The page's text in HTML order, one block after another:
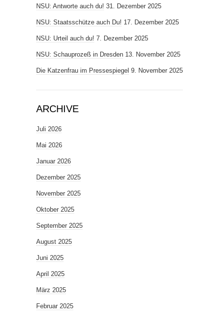
NSU: Antworte auch du! 31. Dezember 2025
NSU: Staatsschütze auch Du! 17. Dezember 2025
NSU: Urteil auch du! 7. Dezember 2025
NSU: Schauprozeß in Dresden 13. November 2025
Die Katzenfrau im Pressespiegel 9. November 2025
ARCHIVE
Juli 2026
Mai 2026
Januar 2026
Dezember 2025
November 2025
Oktober 2025
September 2025
August 2025
Juni 2025
April 2025
März 2025
Februar 2025